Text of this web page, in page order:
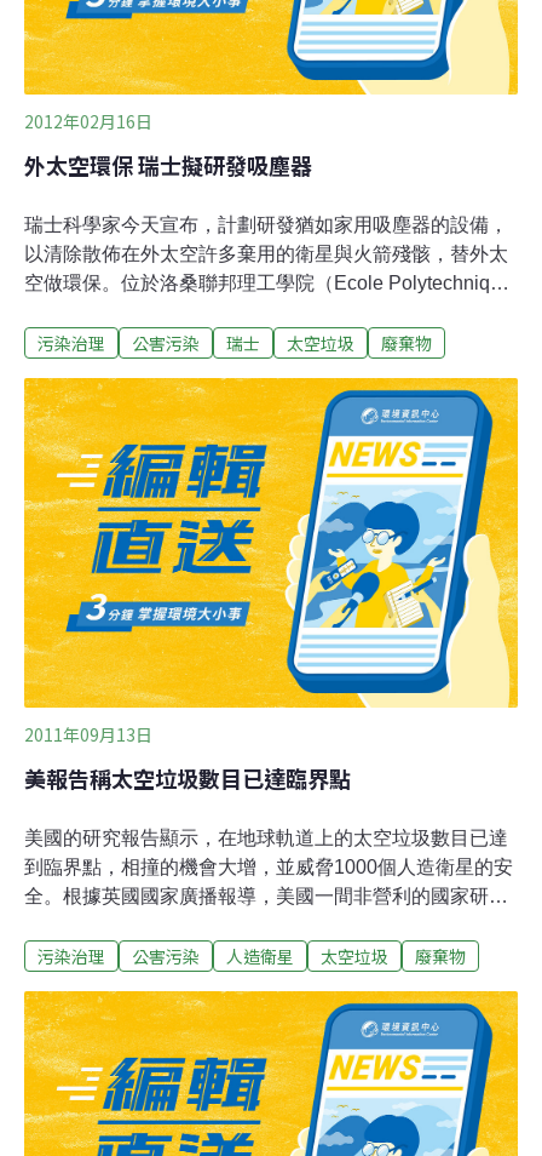
險。
2012年02月16日
外太空環保 瑞士擬研發吸塵器
瑞士科學家今天宣布，計劃研發猶如家用吸塵器的設備，
以清除散佈在外太空許多棄用的衛星與火箭殘骸，替外太
空做環保。位於洛桑聯邦理工學院（Ecole Polytechnique
Space Centre）發表聲明，說明這項構想。聯邦理工學院
萬的小碎片，以每秒鐘數公里的速度，環繞地球軌道。聯
邦理工學院教授尼柯里耶（Claude Nicollier）說，當前地
球軌道的情況，以及殘破碎片、物件散佈在外太空的風
險，已成為關注焦點，必須採取立即行動，清除在地球軌
道上的物體。至於如何設計、製造外太空吸塵器？瑞士太
空中心發言人葛羅瑟（Jerome Grosse）說，目前考慮兩
個方案。他表示，其一是以吸塵的方式清除散佈在外太空
的碎片，然後被吸入的殘骸與太空吸塵器，在地球大氣層
中
污染治理 公害污染 瑞士 太空垃圾 廢棄物
2011年09月13日
美報告稱太空垃圾數目已達臨界點
美國的研究報告顯示，在地球軌道上的太空垃圾數目已達
到臨界點，相撞的機會大增，並威脅1000個人造衛星的安
全。根據英國國家廣播報導，美國一間非營利的國家研究
太空垃圾，其中不少是發射導彈後被摧毀的衛星碎片。報
以及載人火箭的安全。這些太空垃圾包括碎片雲、廢棄的
助推器和衛星的碎片等。研究報告說，據電腦模型顯示，
地球軌道上的太空垃圾數目已達到臨界點，很有可能相撞
並產生更多的碎片，從而導致發射升空的太空船和衛星失
靈。近年來，有關方面試圖限制太空垃圾的努力遭受了兩
污染治理 公害污染 人造衛星 太空垃圾 廢棄物